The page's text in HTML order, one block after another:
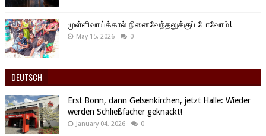
முள்ளிவாய்க்கால் நினைவேந்தலுக்குப் போவோம்!
May 15, 2026 0
DEUTSCH
Erst Bonn, dann Gelsenkirchen, jetzt Halle: Wieder
werden Schließfächer geknackt!
January 04, 2026 0